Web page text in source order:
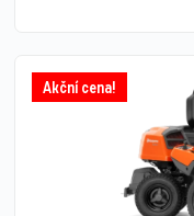
Akční cena!